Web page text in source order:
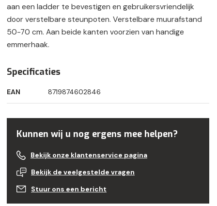
aan een ladder te bevestigen en gebruikersvriendelijk
door verstelbare steunpoten. Verstelbare muurafstand
50-70 cm. Aan beide kanten voorzien van handige
emmerhaak.
Specificaties
EAN 8719874602846
Kunnen wij u nog ergens mee helpen?
Bekijk onze klantenservice pagina
Bekijk de veelgestelde vragen
Stuur ons een bericht